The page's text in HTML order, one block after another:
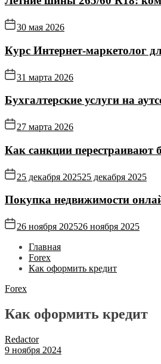
30 мая 2026
Курс Интернет‑маркетолог
31 марта 2026
Бухгалтерские услуги на
27 марта 2026
Как санкции перестраивают
25 декабря 202525 декабря 2025
Покупка недвижимости
26 ноября 202526 ноября 2025
Главная
Forex
Как оформить кредит
Forex
Как оформить кредит
Redactor
9 ноября 2024